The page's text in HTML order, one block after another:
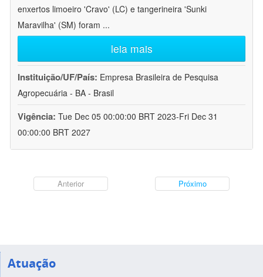
enxertos limoeiro 'Cravo' (LC) e tangerineira 'Sunki
Maravilha' (SM) foram ...
leia mais
Instituição/UF/País: Empresa Brasileira de Pesquisa
Agropecuária - BA - Brasil
Vigência: Tue Dec 05 00:00:00 BRT 2023-Fri Dec 31
00:00:00 BRT 2027
Anterior Próximo
Atuação